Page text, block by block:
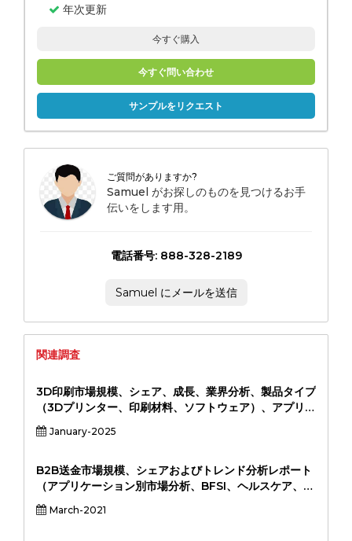
年次更新
今すぐ購入
今すぐ問い合わせ
サンプルをリクエスト
ご質問がありますか?
Samuel がお探しのものを見つけるお手
伝いをします用。
電話番号: 888-328-2189
Samuel にメールを送信
関連調査
3D印刷市場規模、シェア、成長、業界分析、製品タイプ
（3Dプリンター、印刷材料、ソフトウェア）、アプリケ
ーション（プロトタイピング、製造、ヘルスケア、航空
宇宙、自動車）、エンドユーザー（産業、ヘルスケア、
January-2025
B2B送金市場規模、シェアおよびトレンド分析レポート
（アプリケーション別市場分析、BFSI、ヘルスケア、エ
ネルギーおよび電力、旅行および運輸、小売、政府/公共
部門、その他）、タイプ別（国境を越えたその他）、地
March-2021